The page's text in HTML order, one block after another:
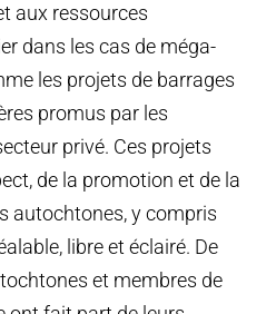
aux ressources
dans les cas de méga-
les projets de barrages
promus par les
privé. Ces projets
de la promotion et de la
autochtones, y compris
libre et éclairé. De
et membres de